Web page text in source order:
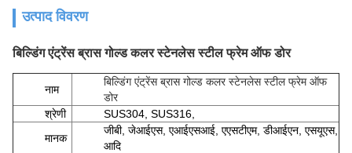
उत्पाद विवरण
बिल्डिंग एंट्रेंस ब्रास गोल्ड कलर स्टेनलेस स्टील फ्रेम ऑफ डोर
नाम
बिल्डिंग एंट्रेंस ब्रास गोल्ड कलर स्टेनलेस स्टील फ्रेम ऑफ
डोर
श्रेणी
SUS304, SUS316,
मानक
जीबी, जेआईएस, एआईएसआई, एएसटीएम, डीआईएन, एसयूएस,
आदि